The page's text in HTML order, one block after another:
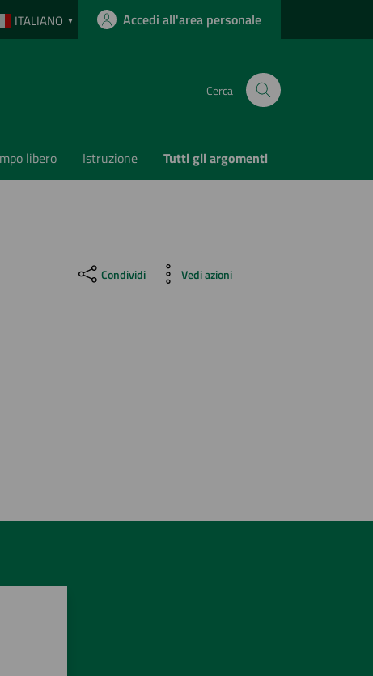
ITALIANO ▼ Accedi all'area personale
Cerca
libero Istruzione Tutti gli argomenti
Condividi Vedi azioni